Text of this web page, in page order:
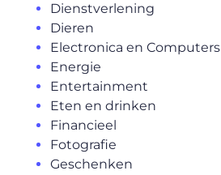
Dienstverlening
Dieren
Electronica en Computers
Energie
Entertainment
Eten en drinken
Financieel
Fotografie
Geschenken